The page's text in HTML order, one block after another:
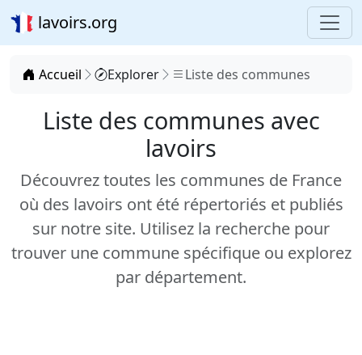
lavoirs.org
Accueil Explorer Liste des communes
Liste des communes avec
lavoirs
Découvrez toutes les communes de France
où des lavoirs ont été répertoriés et publiés
sur notre site. Utilisez la recherche pour
trouver une commune spécifique ou explorez
par département.